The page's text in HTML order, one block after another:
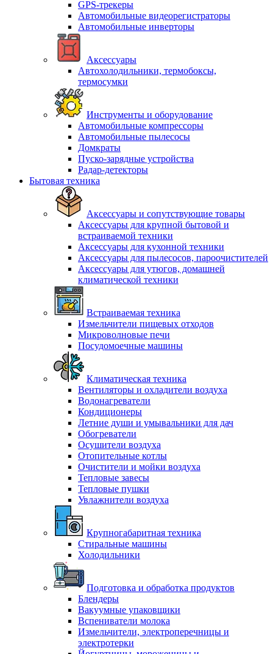
GPS-трекеры
Автомобильные видеорегистраторы
Автомобильные инверторы
Аксессуары
Автохолодильники, термобоксы,
термосумки
Инструменты и оборудование
Автомобильные компрессоры
Автомобильные пылесосы
Домкраты
Пуско-зарядные устройства
Радар-детекторы
Бытовая техника
Аксессуары и сопутствующие товары
Аксессуары для крупной бытовой и
встраиваемой техники
Аксессуары для кухонной техники
Аксессуары для пылесосов, пароочистителей
Аксессуары для утюгов, домашней
климатической техники
Встраиваемая техника
Измельчители пищевых отходов
Микроволновые печи
Посудомоечные машины
Климатическая техника
Вентиляторы и охладители воздуха
Водонагреватели
Кондиционеры
Летние души и умывальники для дач
Обогреватели
Осушители воздуха
Отопительные котлы
Очистители и мойки воздуха
Тепловые завесы
Тепловые пушки
Увлажнители воздуха
Крупногабаритная техника
Стиральные машины
Холодильники
Подготовка и обработка продуктов
Блендеры
Вакуумные упаковщики
Вспениватели молока
Измельчители, электроперечницы и
электротерки